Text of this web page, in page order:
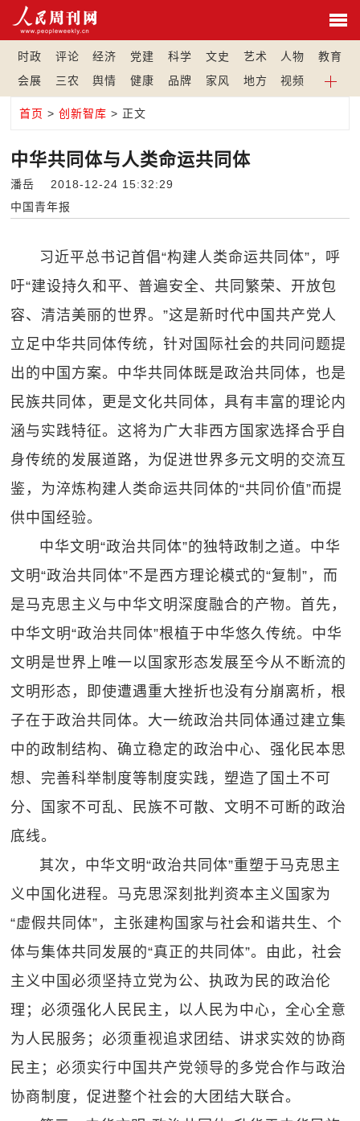
时政 评论 经济 党建 科学 文史 艺术 人物
教育
会展
三农 舆情 健康 品牌 家风 地方 视频
首页 >创新智库 > 正文
中华共同体与人类命运共同体
潘岳 2018-12-24 15:32:29
中国青年报
习近平总书记首倡“构建人类命运共同体”，呼
吁“建设持久和平、普遍安全、共同繁荣、开放包
容、清洁美丽的世界。”这是新时代中国共产党人
立足中华共同体传统，针对国际社会的共同问题提
出的中国方案。中华共同体既是政治共同体，也是
民族共同体，更是文化共同体，具有丰富的理论内
涵与实践特征。这将为广大非西方国家选择合乎自
身传统的发展道路，为促进世界多元文明的交流互
鉴，为淬炼构建人类命运共同体的“共同价值”而提
供中国经验。
中华文明“政治共同体”的独特政制之道。中华
文明“政治共同体”不是西方理论模式的“复制”，而
是马克思主义与中华文明深度融合的产物。首先，
中华文明“政治共同体”根植于中华悠久传统。中华
文明是世界上唯一以国家形态发展至今从不断流的
文明形态，即使遭遇重大挫折也没有分崩离析，根
子在于政治共同体。大一统政治共同体通过建立集
中的政制结构、确立稳定的政治中心、强化民本思
想、完善科举制度等制度实践，塑造了国土不可
分、国家不可乱、民族不可散、文明不可断的政治
底线。
其次，中华文明“政治共同体”重塑于马克思主
义中国化进程。马克思深刻批判资本主义国家为
“虚假共同体”，主张建构国家与社会和谐共生、个
体与集体共同发展的“真正的共同体”。由此，社会
主义中国必须坚持立党为公、执政为民的政治伦
理；必须强化人民民主，以人民为中心，全心全意
为人民服务；必须重视追求团结、讲求实效的协商
民主；必须实行中国共产党领导的多党合作与政治
协商制度，促进整个社会的大团结大联合。